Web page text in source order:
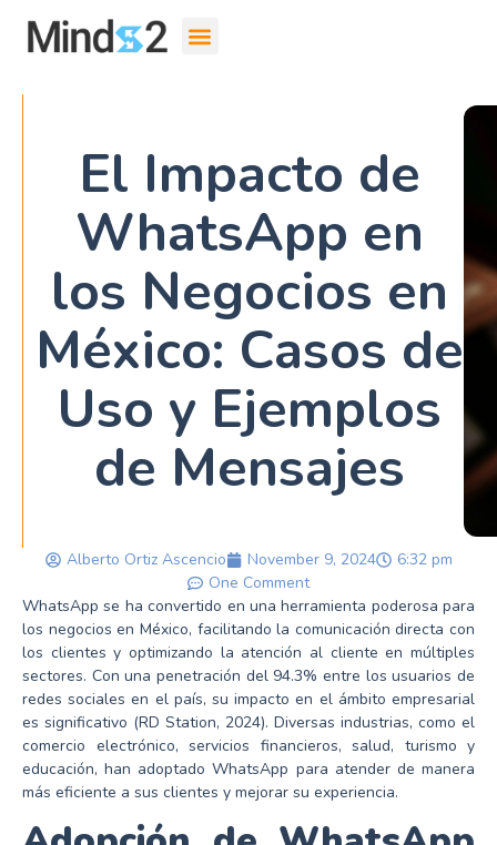
El Impacto de
WhatsApp en
los Negocios en
México: Casos de
Uso y Ejemplos
de Mensajes
Alberto Ortiz Ascencio November 9, 2024
6:32 pm
One Comment
WhatsApp se ha convertido en una herramienta poderosa para
los negocios en México, facilitando la comunicación directa con
los clientes y optimizando la atención al cliente en múltiples
sectores. Con una penetración del 94.3% entre los usuarios de
redes sociales en el país, su impacto en el ámbito empresarial
es significativo (RD Station, 2024). Diversas industrias, como el
comercio electrónico, servicios financieros, salud, turismo y
educación, han adoptado WhatsApp para atender de manera
más eficiente a sus clientes y mejorar su experiencia.